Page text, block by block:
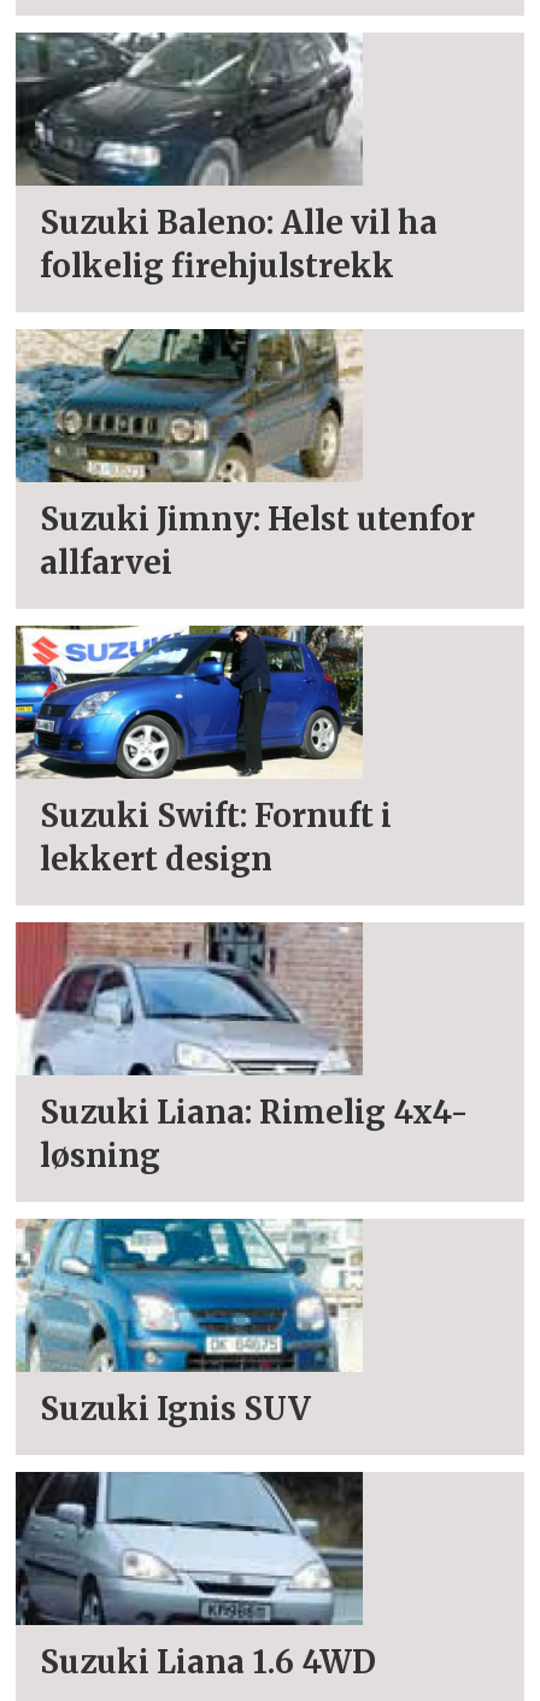
Suzuki Baleno: Alle vil ha
folkelig firehjulstrekk
Suzuki Jimny: Helst utenfor
allfarvei
Suzuki Swift: Fornuft i
lekkert design
Suzuki Liana: Rimelig 4x4-
løsning
Suzuki Ignis SUV
Suzuki Liana 1.6 4WD